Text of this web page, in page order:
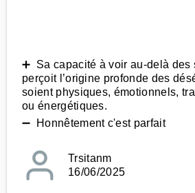
➕ Sa capacité à voir au-delà des
perçoit l’origine profonde des
soient physiques, émotionnels,
ou énergétiques.
➖ Honnêtement c'est parfait
Trsitanm
16/06/2025